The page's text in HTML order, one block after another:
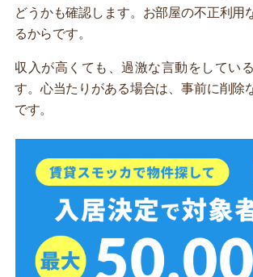
どうかも確認します。お部屋の不正利用
るからです。
収入が高くても、過激な言動をしてい
す。心当たりがある場合は、事前に削除
です。